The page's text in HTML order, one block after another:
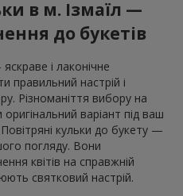
в м. Ізмаїл —
до букетів
і лаконічне
правильний настрій і
Різноманіття вибору на
оригінальний варіант під ваш
кульки до букету —
погляду. Вони
квітів на справжній
святковий настрій.